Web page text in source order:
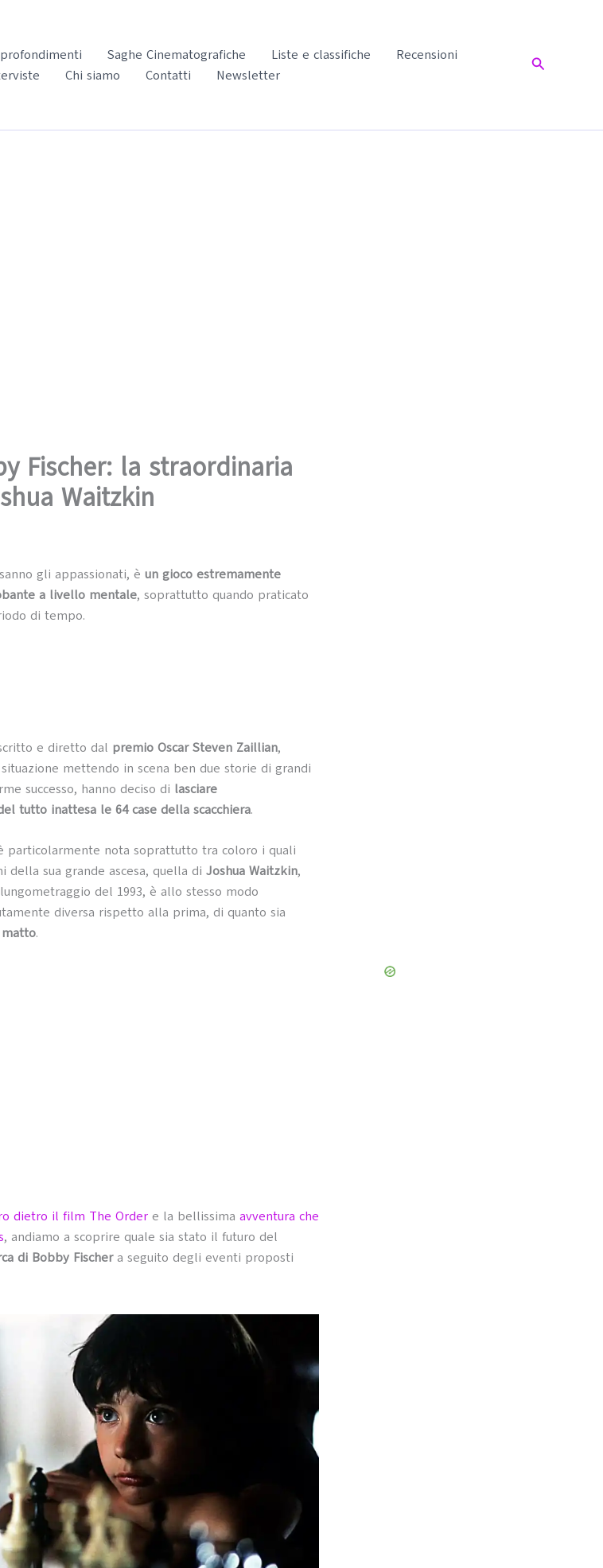
Saghe Cinematografiche Liste e classifiche
Recensioni
Chi siamo Contatti Newsletter
Cerca
Fischer: la straordinaria
Waitzkin
gli appassionati, è un gioco estremamente
a livello mentale, soprattutto quando praticato
di tempo.
e diretto dal premio Oscar Steven Zaillian,
mettendo in scena ben due storie di grandi
successo, hanno deciso di lasciare
tutto inattesa le 64 case della scacchiera.
particolarmente nota soprattutto tra coloro i quali
della sua grande ascesa, quella di Joshua Waitzkin,
del 1993, è allo stesso modo
diversa rispetto alla prima, di quanto sia
matto.
dietro il film The Order e la bellissima avventura che
, andiamo a scoprire quale sia stato il futuro del
di Bobby Fischera seguito degli eventi proposti